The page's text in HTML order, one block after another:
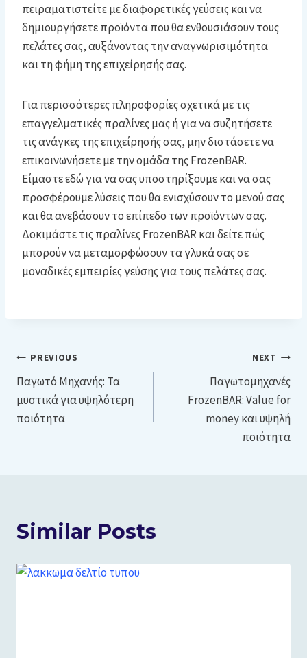
πειραματιστείτε με διαφορετικές γεύσεις και να
δημιουργήσετε προϊόντα που θα ενθουσιάσουν τους
πελάτες σας, αυξάνοντας την αναγνωρισιμότητα
και τη φήμη της επιχείρησής σας.
Για περισσότερες πληροφορίες σχετικά με τις
επαγγελματικές πραλίνες μας ή για να συζητήσετε
τις ανάγκες της επιχείρησής σας, μην διστάσετε να
επικοινωνήσετε με την ομάδα της FrozenBAR.
Είμαστε εδώ για να σας υποστηρίξουμε και να σας
προσφέρουμε λύσεις που θα ενισχύσουν το μενού σας
και θα ανεβάσουν το επίπεδο των προϊόντων σας.
Δοκιμάστε τις πραλίνες FrozenBAR και δείτε πώς
μπορούν να μεταμορφώσουν τα γλυκά σας σε
μοναδικές εμπειρίες γεύσης για τους πελάτες σας.
Post
navigation
PREVIOUS
Παγωτό Μηχανής: Τα
μυστικά για υψηλότερη
ποιότητα
NEXT
Παγωτομηχανές
FrozenBAR: Value for
money και υψηλή
ποιότητα
Similar Posts